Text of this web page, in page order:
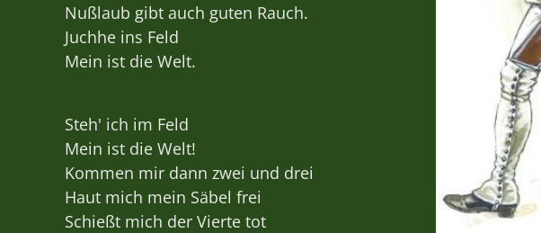
Nußlaub gibt auch guten Rauch.
Juchhe ins Feld
Mein ist die Welt.
Steh' ich im Feld
Mein ist die Welt!
Kommen mir dann zwei und drei
Haut mich mein Säbel frei
Schießt mich der Vierte tot